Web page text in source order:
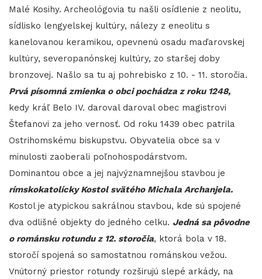
Malé Kosihy. Archeológovia tu našli osídlenie z neolitu,
sídlisko lengyelskej kultúry, nálezy z eneolitu s
kanelovanou keramikou, opevnenú osadu maďarovskej
kultúry, severopanónskej kultúry, zo staršej doby
bronzovej. Našlo sa tu aj pohrebisko z 10. - 11. storočia.
Prvá písomná zmienka o obci pochádza z roku 1248,
kedy kráľ Belo IV. daroval daroval obec magistrovi
Štefanovi za jeho vernosť. Od roku 1439 obec patrila
Ostrihomskému biskupstvu. Obyvatelia obce sa v
minulosti zaoberali poľnohospodárstvom.
Dominantou obce a jej najvýznamnejšou stavbou je
rímskokatolícky Kostol svätého Michala Archanjela.
Kostol je atypickou sakrálnou stavbou, kde sú spojené
dva odlišné objekty do jedného celku. Jedná sa pôvodne
o románsku rotundu z 12. storočia, ktorá bola v 18.
storočí spojená so samostatnou románskou vežou.
Vnútorný priestor rotundy rozširujú slepé arkády, na